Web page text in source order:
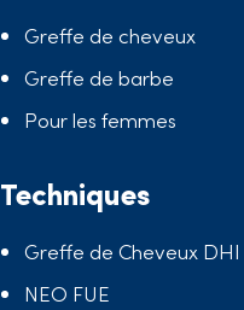
Greffe de cheveux
Greffe de barbe
Pour les femmes
Techniques
Greffe de Cheveux DHI
NEO FUE